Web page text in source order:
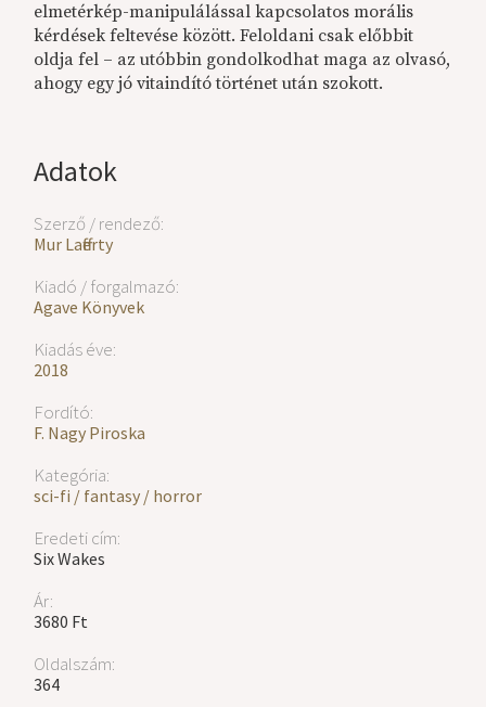
Adatok
Szerző / rendező:
Mur Lafferty
Kiadó / forgalmazó:
Agave Könyvek
Kiadás éve:
2018
Fordító:
F. Nagy Piroska
Kategória:
sci-fi / fantasy / horror
Eredeti cím:
Six Wakes
Ár:
3680 Ft
Oldalszám:
364
elmetérkép-manipulálással kapcsolatos morális
kérdések feltevése között. Feloldani csak előbbit
oldja fel – az utóbbin gondolkodhat maga az olvasó,
ahogy egy jó vitaindító történet után szokott.